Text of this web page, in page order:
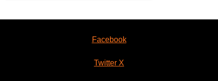
Facebook
Twitter X